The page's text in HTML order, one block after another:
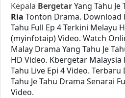
Kepala BergetarYang Tahu
RiaTonton Drama. Download
Tahu Full Ep 4 Terkini Melayu
(myinfotaip) Video. Watch
Malay Drama Yang Tahu Je
HD Video. Kbergetar Malaysia
Tahu Live Epi 4 Video.
Tahu Je Tahu Drama Senarai
Video.